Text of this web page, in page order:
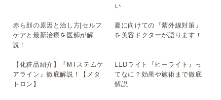
い
▶
赤ら顔の原因と治し方|セルフ
ケアと最新治療を医師が解
説！
▶
夏に向けての『紫外線対策』
を美容ドクターが語ります！
▶
【化粧品紹介】『MTステムケ
アライン』徹底解説！【メタ
トロン】
▶
LEDライト『ヒーライト』っ
てなに？効果や施術まで徹底
解説